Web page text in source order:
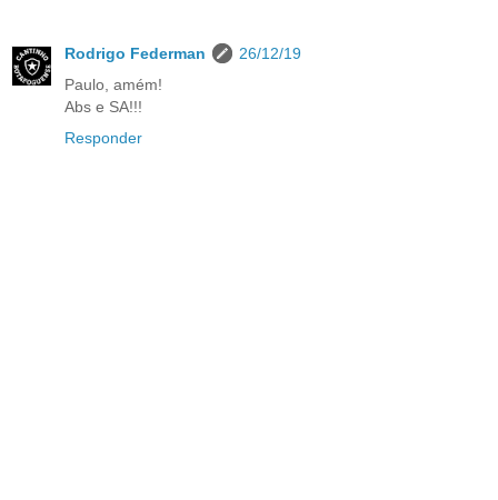
Rodrigo Federman
26/12/19
Paulo, amém!
Abs e SA!!!
Responder